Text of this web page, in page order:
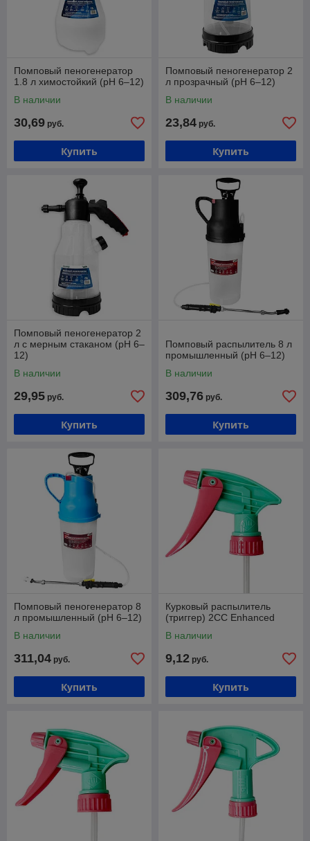
Помповый пеногенератор
1.8 л химостойкий (pH 6–12)
В наличии
30,69 руб.
Купить
Помповый пеногенератор 2
л прозрачный (pH 6–12)
В наличии
23,84 руб.
Купить
Помповый пеногенератор 2
л с мерным стаканом (pH 6–
12)
В наличии
29,95 руб.
Купить
Помповый распылитель 8 л
промышленный (pH 6–12)
В наличии
309,76 руб.
Купить
Помповый пеногенератор 8
л промышленный (pH 6–12)
В наличии
311,04 руб.
Купить
Курковый распылитель
(триггер) 2CC Enhanced
В наличии
9,12 руб.
Купить